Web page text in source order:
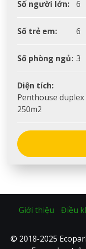
Số người lớn: 6
Số trẻ em: 6
Số phòng ngủ: 3
Diện tích:
Penthouse
250m2
Giới thiệu Điều
© 2018-2025